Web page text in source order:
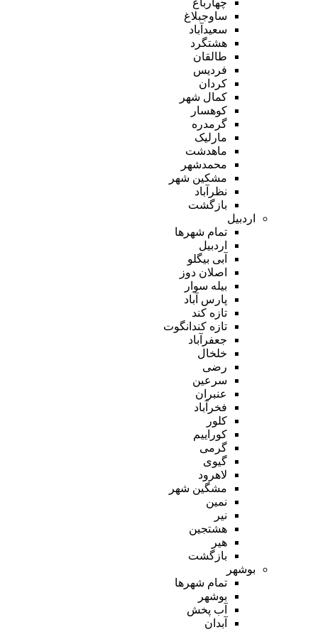
ساوجبلاغ
سعیدآباد
هشتگرد
طالقان
فردیس
کردان
کمال شهر
کوهسار
گرمدره
مارلیک
ماهدشت
محمدشهر
مشکین شهر
نظرآباد
بازگشت
اردبیل
تمام شهر‌ها
اردبیل
آبی بیگلو
اصلان دوز
بیله سوار
پارس آباد
تازه کند
تازه کندانگوت
جعفرآباد
خلخال
رضی
سرعین
عنبران
فخرآباد
کلور
کوراییم
گرمی
گیوی
لاهرود
مشگین شهر
نمین
نیر
هشتجین
هیر
بازگشت
بوشهر
تمام شهر‌ها
بوشهر
آب پخش
آبدان